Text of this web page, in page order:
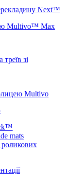
Next™
Multivo™ Max
зі
Multivo
mats
роликових